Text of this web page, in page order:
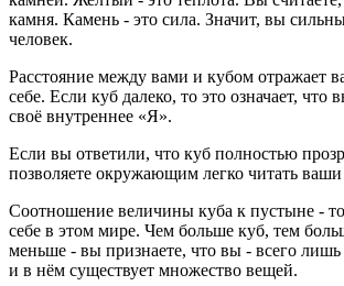
камня. Камень - это сила. Значит, вы
человек.
Расстояние между вами и кубом отражает
себе. Если куб далеко, то это означает, что
своё внутреннее «Я».
Если вы ответили, что куб полностью
позволяете окружающим легко читать
Соотношение величины куба к пустыне -
себе в этом мире. Чем больше куб, тем
меньше - вы признаете, что вы - всего лишь
и в нём существует множество вещей.